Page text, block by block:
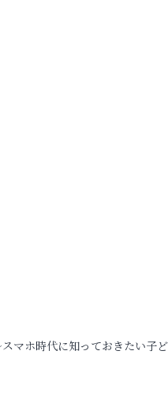
マホ時代に知っておきたい子